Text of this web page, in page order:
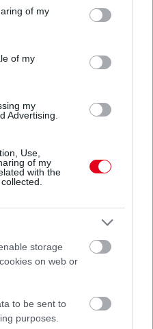
behaviour. You may click to
and its third-party tags to
purposes in below Google
of my
of my
my
Advertising.
Use,
of my
with the
storage
on web or
to be sent to
purposes.
a Macskaárvaház
robogók